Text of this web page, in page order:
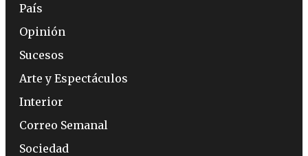
País
Opinión
Sucesos
Arte y Espectáculos
Interior
Correo Semanal
Sociedad